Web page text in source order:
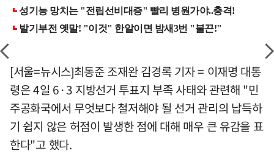
[서울=뉴시스]최동준 조재완 김경록 기자 = 이재명 대통
령은 4일 6·3 지방선거 투표지 부족 사태와 관련해 "민
주공화국에서 무엇보다 철저해야 될 선거 관리의 납득하
기 쉽지 않은 허점이 발생한 점에 대해 매우 큰 유감을 표
한다"고 했다.